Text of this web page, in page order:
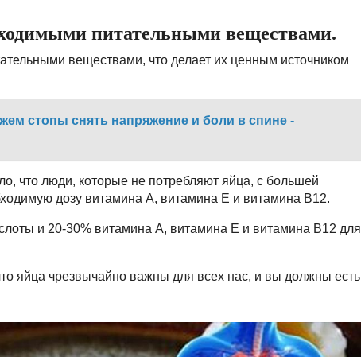
питательными веществами.
веществами, что делает их ценным источником
стопы снять напряжение и боли в спине -
что люди, которые не потребляют яйца, с большей
дозу витамина А, витамина Е и витамина В12.
и 20-30% витамина А, витамина Е и витамина В12 для
яйца чрезвычайно важны для всех нас, и вы должны есть